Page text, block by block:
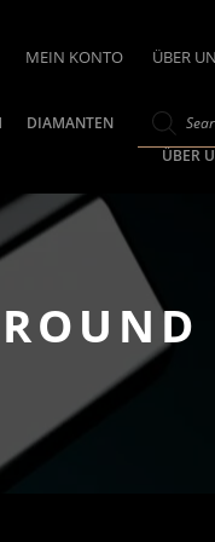
MEIN KONTO ÜBER
DIAMANTEN
ÜBER